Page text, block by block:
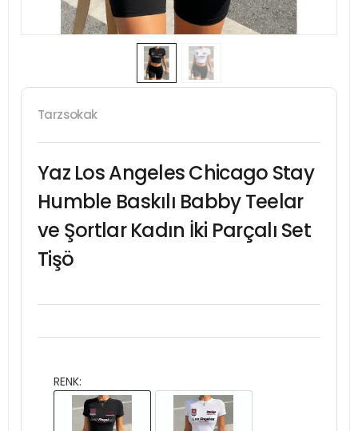
Tarzsokak
Yaz Los Angeles Chicago Stay
Humble Baskılı Babby Teelar
ve Şortlar Kadın İki Parçalı Set
Tişö
RENK: